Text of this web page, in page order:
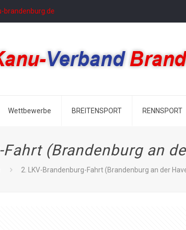
brandenburg.de
Wettbewerbe BREITENSPORT RENNSPORT
(Brandenburg an
2. LKV-Brandenburg-Fahrt (Brandenburg an der